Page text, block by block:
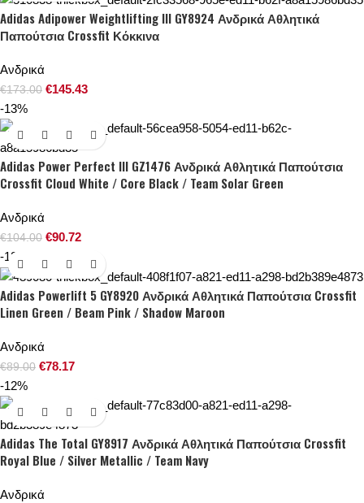
Adidas Adipower Weightlifting III GY8924 Ανδρικά Αθλητικά
Παπούτσια Crossfit Κόκκινα
Ανδρικά
€173.00 €145.43
-13%
Adidas Power Perfect III GZ1476 Ανδρικά Αθλητικά Παπούτσια
Crossfit Cloud White / Core Black / Team Solar Green
Ανδρικά
€104.00 €90.72
-12%
Adidas Powerlift 5 GY8920 Ανδρικά Αθλητικά Παπούτσια Crossfit
Linen Green / Beam Pink / Shadow Maroon
Ανδρικά
€89.00 €78.17
-12%
Adidas The Total GY8917 Ανδρικά Αθλητικά Παπούτσια Crossfit
Royal Blue / Silver Metallic / Team Navy
Ανδρικά